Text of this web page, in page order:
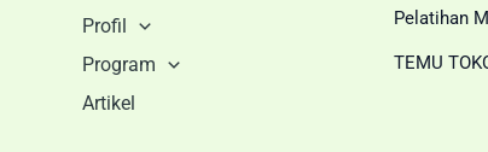
Profil
Program
Artikel
Pelatihan
TEMU